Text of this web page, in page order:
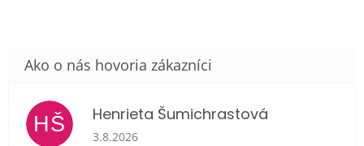
HŠ Henrieta Šumichrastová
Hodnotenie obchodu je 5 z 5 hviezdičiek.
3.8.2026